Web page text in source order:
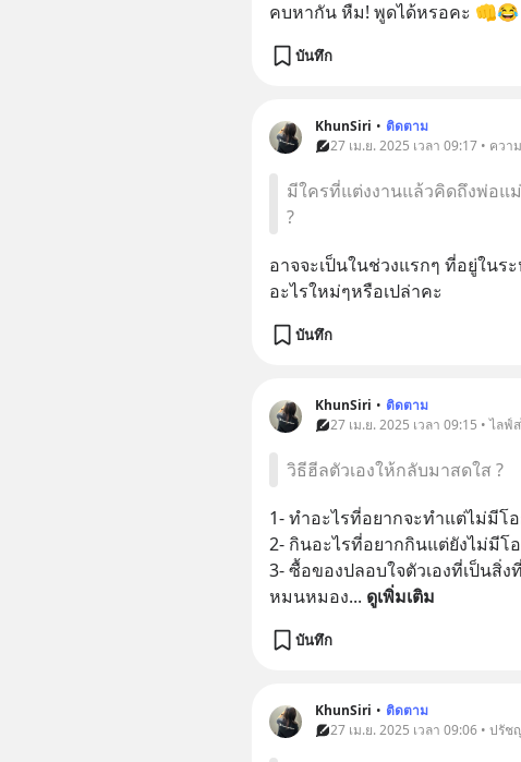
คบหากัน หืม! พูดได้หรอคะ 👊😂
บันทึก
KhunSiri • ติดตาม
27 เม.ย. 2025 เวลา 09:17 • ควา
มีใครที่แต่งงานแล้วคิดถึงพ่อแ
?
อาจจะเป็นในช่วงแรกๆ ที่อยู่ในร
อะไรใหม่ๆหรือเปล่าคะ
บันทึก
KhunSiri • ติดตาม
27 เม.ย. 2025 เวลา 09:15 • ไลฟ์
วิธีฮีลตัวเองให้กลับมาสดใส ?
1- ทำอะไรที่อยากจะทำแต่ไม่มีโ
2- กินอะไรที่อยากกินแต่ยังไม่มีโ
3- ซื้อของปลอบใจตัวเองที่เป็นสิ่
หมนหมอง... ดูเพิ่มเติม
บันทึก
KhunSiri • ติดตาม
27 เม.ย. 2025 เวลา 09:06 • ปรัช